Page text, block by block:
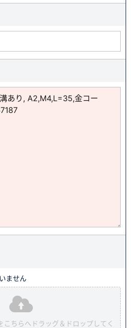
ません
こちらへドラッグ＆ドロップしてく